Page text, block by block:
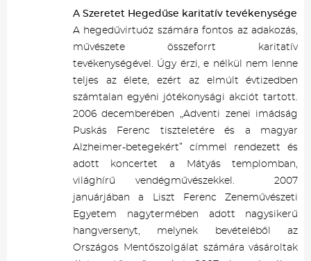
A Szeretet Hegedűse karitatív tevékenysége
A hegedűvirtuóz számára fontos az adakozás,
művészete összeforrt karitatív
tevékenységével. Úgy érzi, e nélkül nem lenne
teljes az élete, ezért az elmúlt évtizedben
számtalan egyéni jótékonysági akciót tartott.
2006 decemberében „Adventi zenei imádság
Puskás Ferenc tiszteletére és a magyar
Alzheimer-betegekért” címmel rendezett és
adott koncertet a Mátyás templomban,
világhírű vendégművészekkel. 2007
januárjában a Liszt Ferenc Zeneművészeti
Egyetem nagytermében adott nagysikerű
hangversenyt, melynek bevételéből az
Országos Mentőszolgálat számára vásároltak